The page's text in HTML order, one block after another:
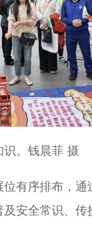
识。钱晨菲 摄
序排布，通
安全常识、